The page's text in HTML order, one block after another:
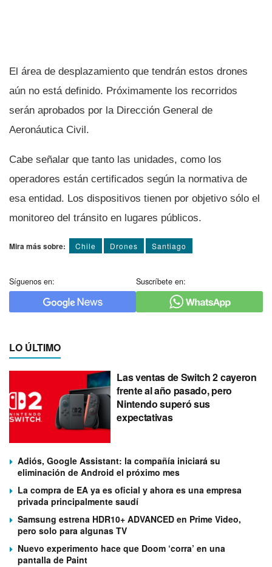
El área de desplazamiento que tendrán estos drones
aún no está definido. Próximamente los recorridos
serán aprobados por la Dirección General de
Aeronáutica Civil.
Cabe señalar que tanto las unidades, como los
operadores están certificados según la normativa de
esa entidad. Los dispositivos tienen por objetivo sólo el
monitoreo del tránsito en lugares públicos.
Mira más sobre: Chile Drones Santiago
Síguenos en: Suscríbete en:
LO ÚLTIMO
Las ventas de Switch 2 cayeron
frente al año pasado, pero
Nintendo superó sus
expectativas
Adiós, Google Assistant: la compañía iniciará su
eliminación de Android el próximo mes
La compra de EA ya es oficial y ahora es una empresa
privada principalmente saudí
Samsung estrena HDR10+ ADVANCED en Prime Video,
pero solo para algunas TV
Nuevo experimento hace que Doom ‘corra’ en una
pantalla de Paint